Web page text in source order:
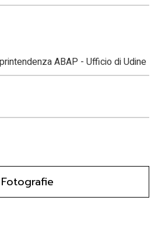
ABAP - Ufficio di Udine
Fotografie